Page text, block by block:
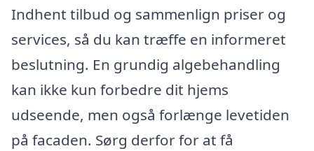
Indhent tilbud og sammenlign priser og
services, så du kan træffe en informeret
beslutning. En grundig algebehandling
kan ikke kun forbedre dit hjems
udseende, men også forlænge levetiden
på facaden. Sørg derfor for at få